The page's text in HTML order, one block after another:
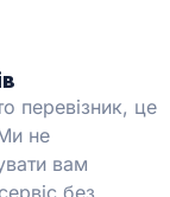
перевізник, це
не
вам
без